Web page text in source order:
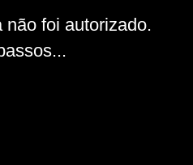
foi autorizado.